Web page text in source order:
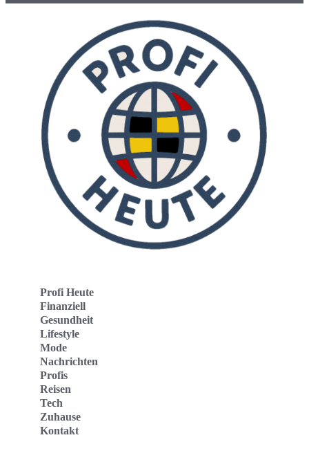
Profi Heute
Finanziell
Gesundheit
Lifestyle
Mode
Nachrichten
Profis
Reisen
Tech
Zuhause
Kontakt